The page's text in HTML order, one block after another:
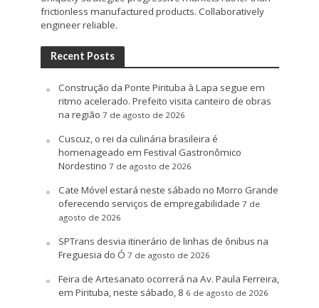
frictionless manufactured products. Collaboratively
engineer reliable.
Recent Posts
Construção da Ponte Pirituba à Lapa segue em
ritmo acelerado. Prefeito visita canteiro de obras
na região 7 de agosto de 2026
Cuscuz, o rei da culinária brasileira é
homenageado em Festival Gastronômico
Nordestino 7 de agosto de 2026
Cate Móvel estará neste sábado no Morro Grande
oferecendo serviços de empregabilidade 7 de
agosto de 2026
SPTrans desvia itinerário de linhas de ônibus na
Freguesia do Ó 7 de agosto de 2026
Feira de Artesanato ocorrerá na Av. Paula Ferreira,
em Pirituba, neste sábado, 8 6 de agosto de 2026